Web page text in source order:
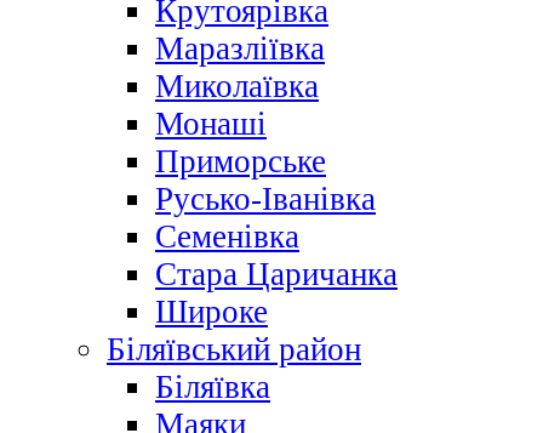
Крутоярівка
Маразліївка
Миколаївка
Монаші
Приморське
Русько-Іванівка
Семенівка
Стара Царичанка
Широке
Біляївський район
Біляївка
Маяки